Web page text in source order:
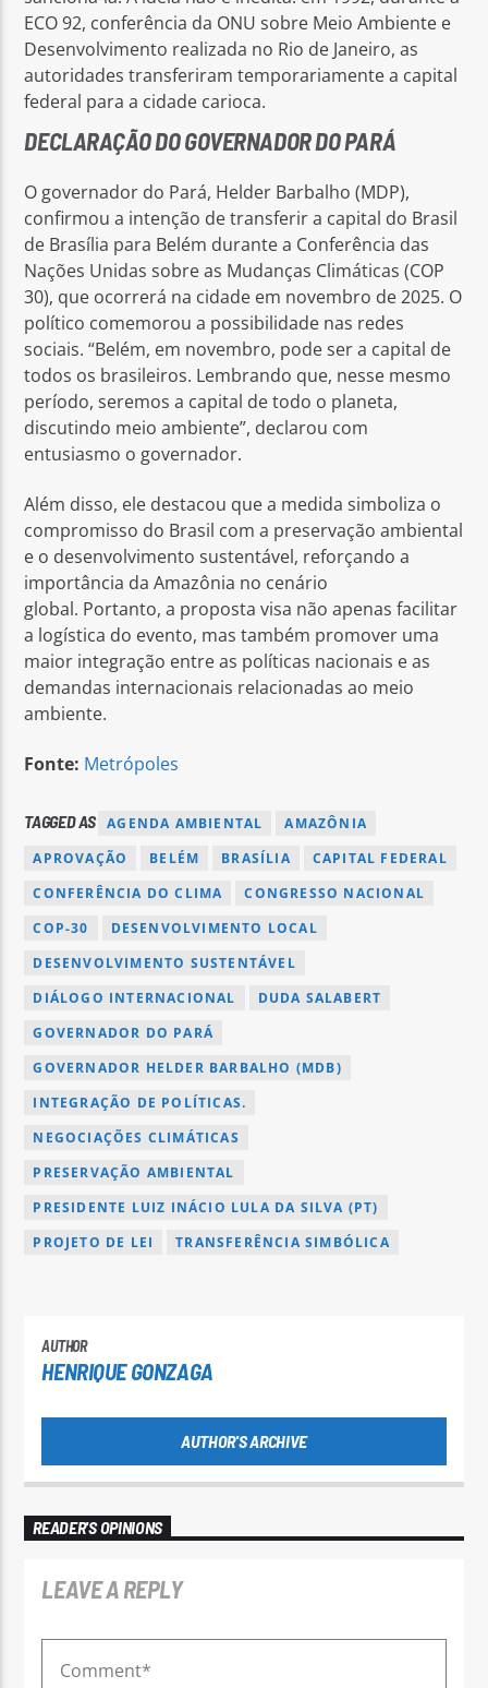
ECO 92, conferência da ONU sobre Meio Ambiente e
Desenvolvimento realizada no Rio de Janeiro, as
autoridades transferiram temporariamente a capital
federal para a cidade carioca.
DECLARAÇÃO DO GOVERNADOR DO PARÁ
O governador do Pará, Helder Barbalho (MDP),
confirmou a intenção de transferir a capital do Brasil
de Brasília para Belém durante a Conferência das
Nações Unidas sobre as Mudanças Climáticas (COP
30), que ocorrerá na cidade em novembro de 2025. O
político comemorou a possibilidade nas redes
sociais. “Belém, em novembro, pode ser a capital de
todos os brasileiros. Lembrando que, nesse mesmo
período, seremos a capital de todo o planeta,
discutindo meio ambiente”, declarou com
entusiasmo o governador.
Além disso, ele destacou que a medida simboliza o
compromisso do Brasil com a preservação ambiental
e o desenvolvimento sustentável, reforçando a
importância da Amazônia no cenário
global. Portanto, a proposta visa não apenas facilitar
a logística do evento, mas também promover uma
maior integração entre as políticas nacionais e as
demandas internacionais relacionadas ao meio
ambiente.
Fonte: Metrópoles
TAGGED AS AGENDA AMBIENTAL
AMAZÔNIA
APROVAÇÃO
BELÉM BRASÍLIA
CAPITAL FEDERAL
CONFERÊNCIA DO CLIMA
CONGRESSO NACIONAL
COP-30
DESENVOLVIMENTO LOCAL
DESENVOLVIMENTO SUSTENTÁVEL
DIÁLOGO INTERNACIONAL
DUDA SALABERT
GOVERNADOR DO PARÁ
GOVERNADOR HELDER BARBALHO (MDB)
INTEGRAÇÃO DE POLÍTICAS.
NEGOCIAÇÕES CLIMÁTICAS
PRESERVAÇÃO AMBIENTAL
PRESIDENTE LUIZ INÁCIO LULA DA SILVA (PT)
PROJETO DE LEI
TRANSFERÊNCIA SIMBÓLICA
AUTHOR
HENRIQUE GONZAGA
AUTHOR'S ARCHIVE
READER'S OPINIONS
LEAVE A REPLY